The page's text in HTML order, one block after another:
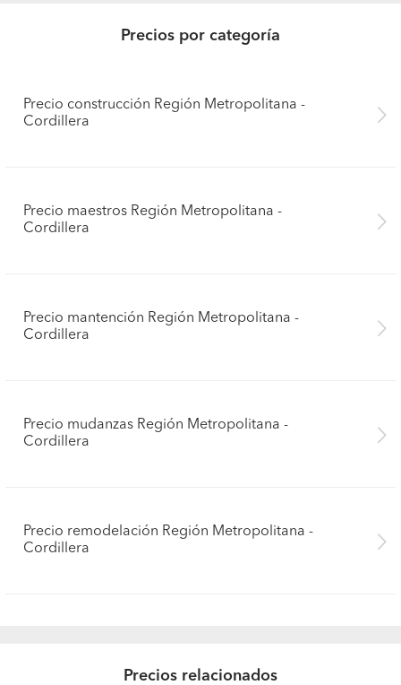
Precios por categoría
Precio construcción Región Metropolitana -
Cordillera
Precio maestros Región Metropolitana -
Cordillera
Precio mantención Región Metropolitana -
Cordillera
Precio mudanzas Región Metropolitana -
Cordillera
Precio remodelación Región Metropolitana -
Cordillera
Precios relacionados